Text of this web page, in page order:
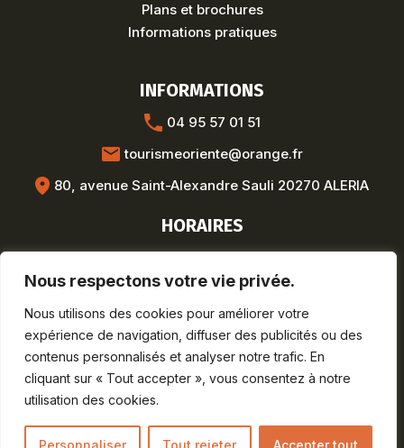
Nous respectons votre vie privée.
Nous utilisons des cookies pour améliorer votre
expérience de navigation, diffuser des publicités ou des
contenus personnalisés et analyser notre trafic. En
cliquant sur « Tout accepter », vous consentez à notre
utilisation des cookies.
Personnaliser Tout rejeter Accepter tout
Plans et brochures
Informations pratiques
INFORMATIONS
04 95 57 01 51
tourismeoriente@orange.fr
80, avenue Saint-Alexandre Sauli 20270 ALERIA
HORAIRES
Lun-Ven : 8h30-12h / 13h30-17h
Lun-Sam : 9h-19h
Dim : 9h-12h30
Mentions légales